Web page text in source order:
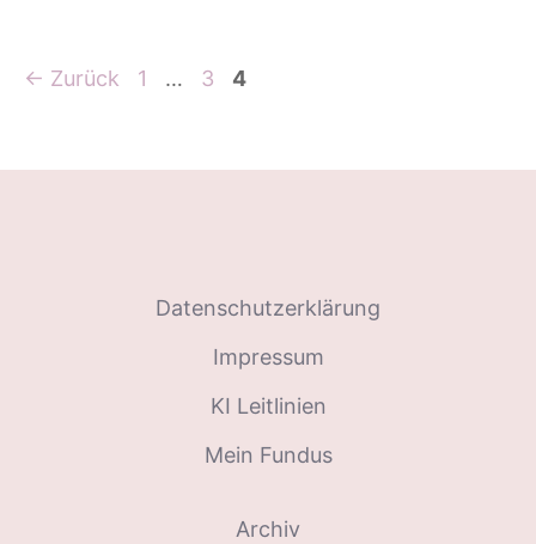
← Zurück Seite
1 … Seite
3 Seite
4
Datenschutzerklärung
Impressum
KI Leitlinien
Mein Fundus
Archiv